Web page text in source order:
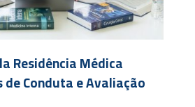
Residência Médica
de Conduta e Avaliação